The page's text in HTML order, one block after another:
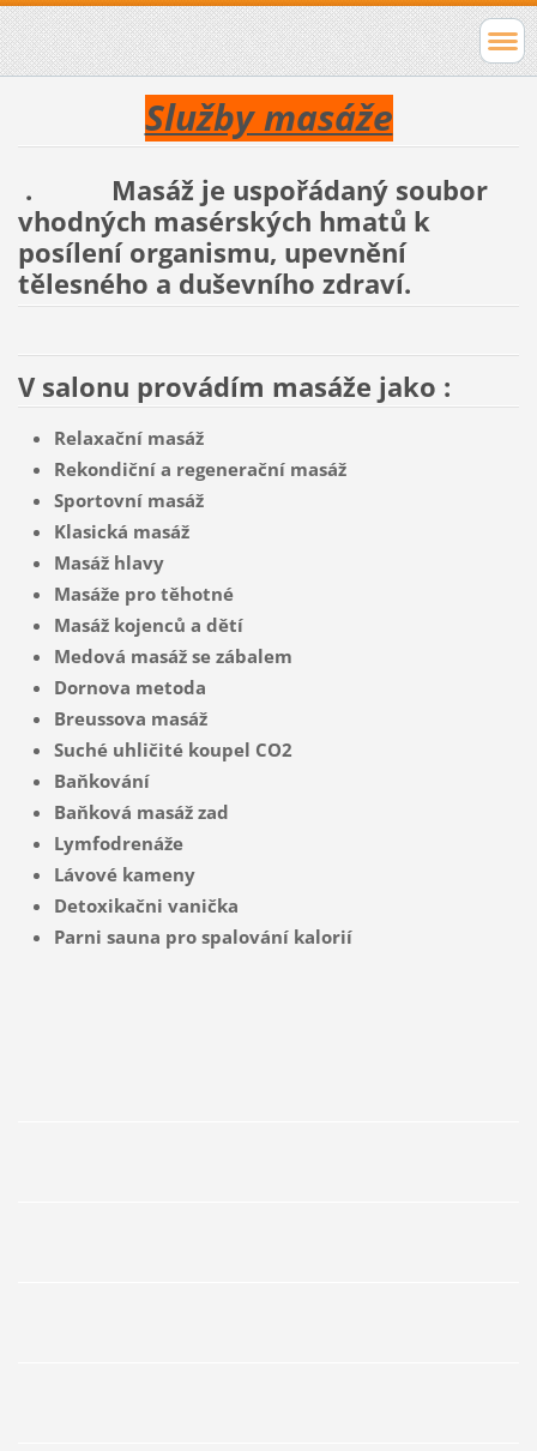
Služby masáže
.
Masáž je uspořádaný soubor
vhodných masérských hmatů k
posílení organismu, upevnění
tělesného a duševního zdraví.
V salonu provádím masáže jako :
Relaxační masáž
Rekondiční a regenerační masáž
Sportovní masáž
Klasická masáž
Masáž hlavy
Masáže pro těhotné
Masáž kojenců a dětí
Medová masáž se zábalem
Dornova metoda
Breussova masáž
Suché uhličité koupel CO2
Baňkování
Baňková masáž zad
Lymfodrenáže
Lávové kameny
Detoxikačni vanička
Parni sauna pro spalování kalorií